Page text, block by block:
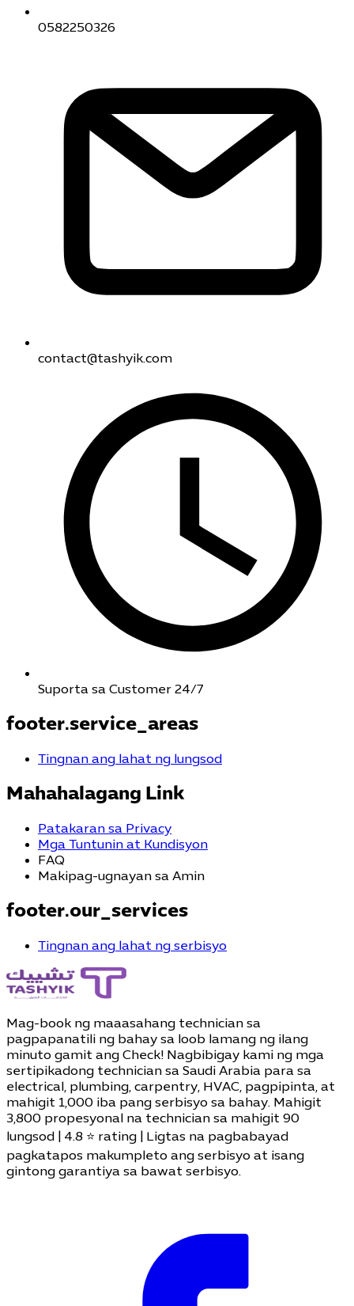
0582250326
contact@tashyik.com
Suporta sa Customer 24/7
footer.service_areas
Tingnan ang lahat ng lungsod
Mahahalagang Link
Patakaran sa Privacy
Mga Tuntunin at Kundisyon
FAQ
Makipag-ugnayan sa Amin
footer.our_services
Tingnan ang lahat ng serbisyo
Mag-book ng maaasahang technician sa
pagpapanatili ng bahay sa loob lamang ng ilang
minuto gamit ang Check! Nagbibigay kami ng mga
sertipikadong technician sa Saudi Arabia para sa
electrical, plumbing, carpentry, HVAC, pagpipinta, at
mahigit 1,000 iba pang serbisyo sa bahay. Mahigit
3,800 propesyonal na technician sa mahigit 90
lungsod | 4.8 ⭐ rating | Ligtas na pagbabayad
pagkatapos makumpleto ang serbisyo at isang
gintong garantiya sa bawat serbisyo.